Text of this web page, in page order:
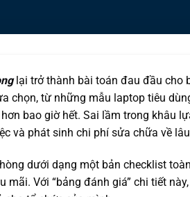
lại trở thành bài toán đau đầu cho
chọn, từ những mẫu laptop tiêu
bao giờ hết. Sai lầm trong khâu
và phát sinh chi phí sửa chữa về
dưới dạng một bản checklist
Với “bảng đánh giá” chi tiết